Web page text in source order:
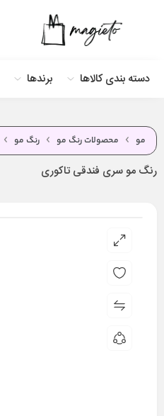
دسته بندی کالاها برندها
مو محصولات رنگ مو رنگ مو
رنگ مو سری فندقی تاکوری